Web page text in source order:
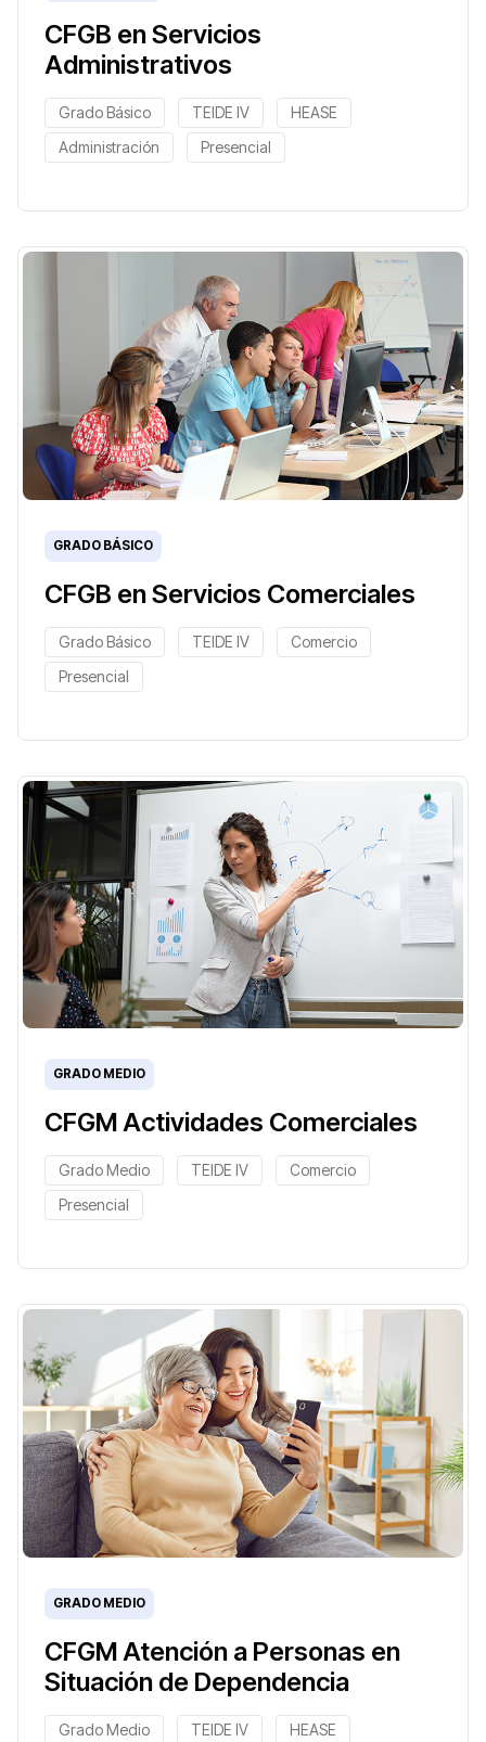
CFGB en Servicios
Administrativos
Grado Básico TEIDE IV
HEASE
Administración
Presencial
CFGB en Servicios Comerciales
GRADO BÁSICO
Grado Básico TEIDE IV
Comercio
Presencial
CFGM Actividades Comerciales
GRADO MEDIO
Grado Medio TEIDE IV
Comercio
Presencial
CFGM Atención a Personas en
Situación de Dependencia
GRADO MEDIO
Grado Medio TEIDE IV HEASE